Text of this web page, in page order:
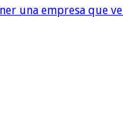
una empresa que